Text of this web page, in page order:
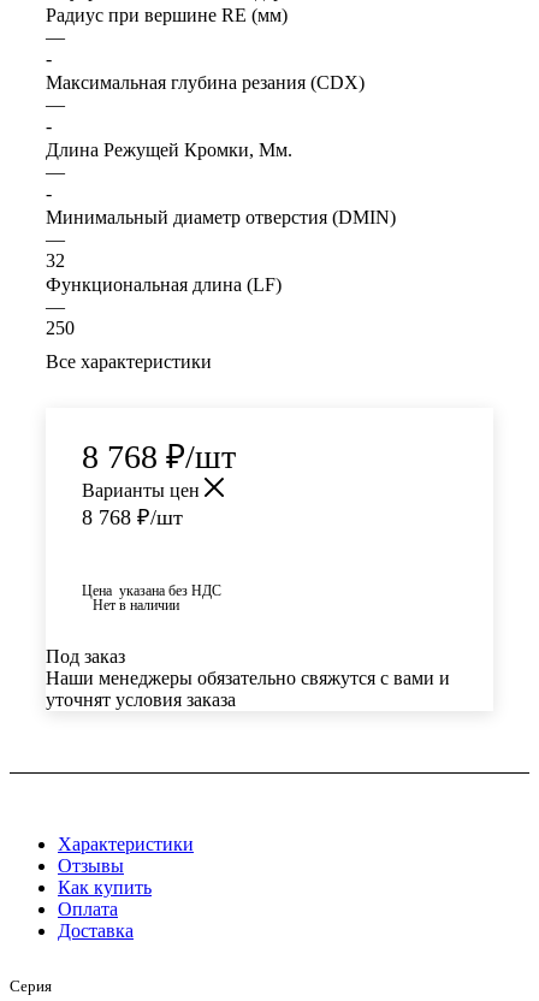
Радиус при вершине RE (мм)
—
-
Максимальная глубина резания (CDX)
—
-
Длина Режущей Кромки, Мм.
—
-
Минимальный диаметр отверстия (DMIN)
—
32
Функциональная длина (LF)
—
250
Все характеристики
8 768 ₽/шт
Варианты цен
8 768 ₽/шт
Цена указана без НДС
Нет в наличии
Под заказ
Наши менеджеры обязательно свяжутся с вами и
уточнят условия заказа
Характеристики
Отзывы
Как купить
Оплата
Доставка
Серия